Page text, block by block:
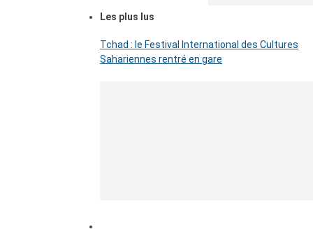
Les plus lus
Tchad : le Festival International des Cultures
Sahariennes rentré en gare